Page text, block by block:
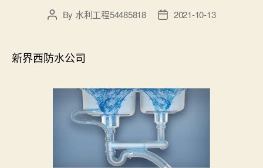
PostBy 水利工程54485818
Post2021-10-13
新界西防水公司